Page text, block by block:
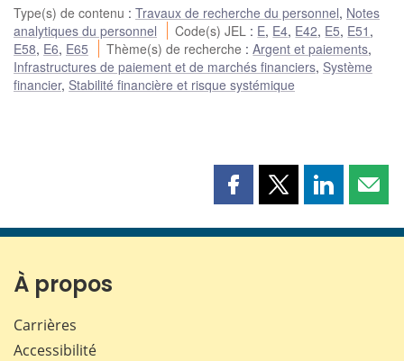
Type(s) de contenu : Travaux de recherche du personnel, Notes
analytiques du personnel
Code(s) JEL : E, E4, E42, E5, E51 ,
E58, E6, E65 Thème(s) de recherche :Argent et paiements,
Infrastructures de paiement et de marchés financiers, Système
financier, Stabilité financière et risque systémique
Partager
page
Partager
page
Partager
page page
À propos
Carrières
Accessibilité